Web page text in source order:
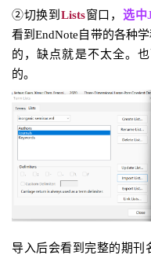
②切换到 Lists窗口， 选中
看到EndNote自带的各种
的，缺点就是不太全。
的。
导入后会看到完整的期刊